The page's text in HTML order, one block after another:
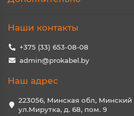
Наши контакты
+375 (33) 653-08-08
admin@prokabel.by
Наш адрес
223056, Минская обл, Минский
ул.Мирутка, д. 68, пом. 9